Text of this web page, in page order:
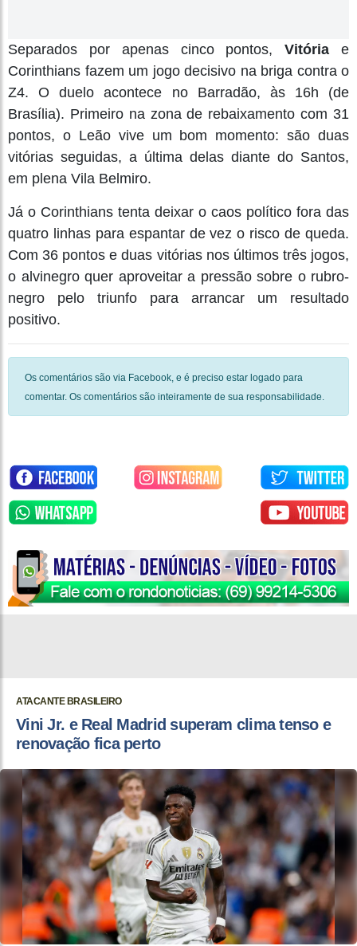
Separados por apenas cinco pontos,Vitória e
Corinthians fazem um jogo decisivo na briga contra o
Z4. O duelo acontece no Barradão, às 16h (de
Brasília). Primeiro na zona de rebaixamento com 31
pontos, o Leão vive um bom momento: são duas
vitórias seguidas, a última delas diante do Santos,
em plena Vila Belmiro.
Já o Corinthians tenta deixar o caos político fora das
quatro linhas para espantar de vez o risco de queda.
Com 36 pontos e duas vitórias nos últimos três jogos,
o alvinegro quer aproveitar a pressão sobre o rubro-
negro pelo triunfo para arrancar um resultado
positivo.
Os comentários são via Facebook, e é preciso estar logado para
comentar. Os comentários são inteiramente de sua responsabilidade.
ATACANTE BRASILEIRO
Vini Jr. e Real Madrid superam clima tenso e
renovação fica perto